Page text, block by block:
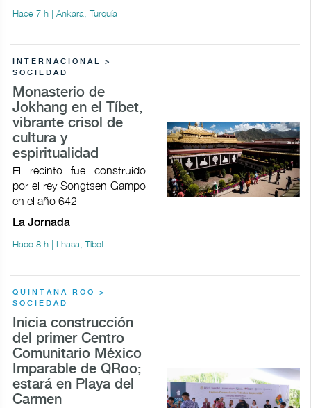
Hace 7 h | Ankara, Turquía
INTERNACIONAL >
SOCIEDAD
Monasterio de
Jokhang en el Tíbet,
vibrante crisol de
cultura y
espiritualidad
El recinto fue construido
por el rey Songtsen Gampo
en el año 642
La Jornada
Hace 8 h | Lhasa, Tíbet
QUINTANA ROO >
SOCIEDAD
Inicia construcción
del primer Centro
Comunitario México
Imparable de QRoo;
estará en Playa del
Carmen